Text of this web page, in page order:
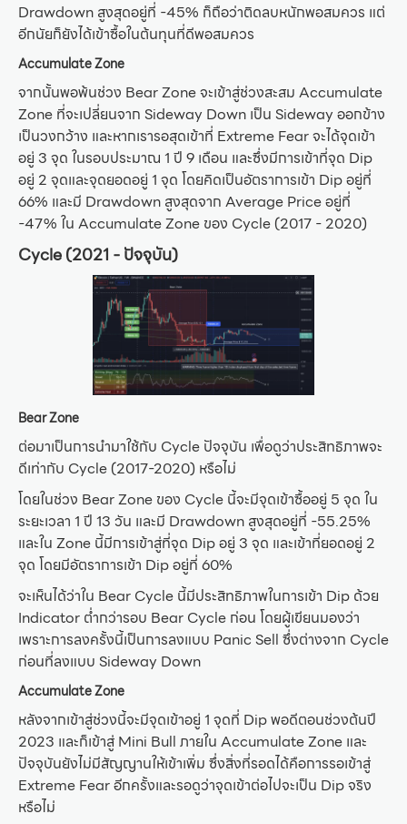
Drawdown สูงสุดอยู่ที่ -45% ก็ถือว่าติดลบหนักพอสมควร แต่
อีกนัยก็ยังได้เข้าซื้อในต้นทุนที่ดีพอสมควร
Accumulate Zone
จากนั้นพอพ้นช่วง Bear Zone จะเข้าสู่ช่วงสะสม Accumulate
Zone ที่จะเปลี่ยนจาก Sideway Down เป็น Sideway ออกข้าง
เป็นวงกว้าง และหากเรารอสุดเข้าที่ Extreme Fear จะได้จุดเข้า
อยู่ 3 จุด ในรอบประมาณ 1 ปี 9 เดือน และซึ่งมีการเข้าที่จุด Dip
อยู่ 2 จุดและจุดยอดอยู่ 1 จุด โดยคิดเป็นอัตราการเข้า Dip อยู่ที่
66% และมี Drawdown สูงสุดจาก Average Price อยู่ที่
-47% ใน Accumulate Zone ของ Cycle (2017 - 2020)
Cycle (2021 - ปัจจุบัน)
Bear Zone
ต่อมาเป็นการนำมาใช้กับ Cycle ปัจจุบัน เพื่อดูว่าประสิทธิภาพจะ
ดีเท่ากับ Cycle (2017-2020) หรือไม่
โดยในช่วง Bear Zone ของ Cycle นี้จะมีจุดเข้าซื้ออยู่ 5 จุด ใน
ระยะเวลา 1 ปี 13 วัน และมี Drawdown สูงสุดอยู่ที่ -55.25%
และใน Zone นี้มีการเข้าสู่ที่จุด Dip อยู่ 3 จุด และเข้าที่ยอดอยู่ 2
จุด โดยมีอัตราการเข้า Dip อยู่ที่ 60%
จะเห็นได้ว่าใน Bear Cycle นี้มีประสิทธิภาพในการเข้า Dip ด้วย
Indicator ต่ำกว่ารอบ Bear Cycle ก่อน โดยผู้เขียนมองว่า
เพราะการลงครั้งนี้เป็นการลงแบบ Panic Sell ซึ่งต่างจาก Cycle
ก่อนที่ลงแบบ Sideway Down
Accumulate Zone
หลังจากเข้าสู่ช่วงนี้จะมีจุดเข้าอยู่ 1 จุดที่ Dip พอดีตอนช่วงต้นปี
2023 และก็เข้าสู่ Mini Bull ภายใน Accumulate Zone และ
ปัจจุบันยังไม่มีสัญญานให้เข้าเพิ่ม ซึ่งสิ่งที่รอดได้คือการรอเข้าสู่
Extreme Fear อีกครั้งและรอดูว่าจุดเข้าต่อไปจะเป็น Dip จริง
หรือไม่